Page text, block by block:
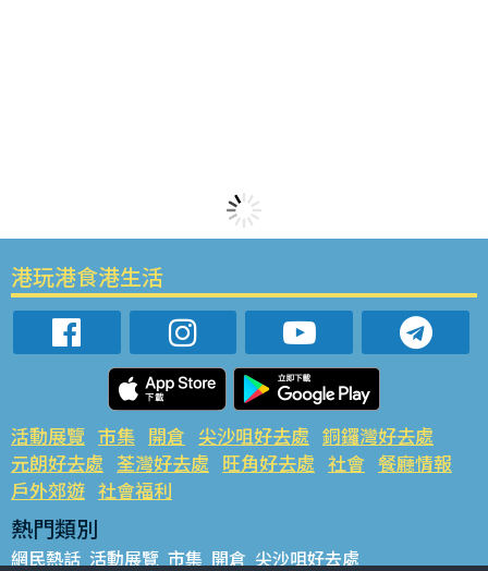
港玩港食港生活
活動展覽 市集 開倉 尖沙咀好去處 銅鑼灣好去處
元朗好去處 荃灣好去處 旺角好去處 社會 餐廳情報
戶外郊遊 社會福利
熱門類別
網民熱話 活動展覽 市集 開倉 尖沙咀好去處